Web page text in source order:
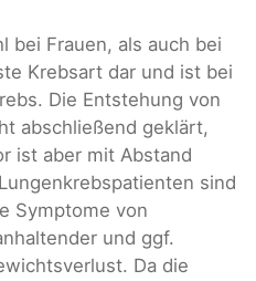
bei Frauen, als auch bei
Krebsart dar und ist bei
Die Entstehung von
abschließend geklärt,
ist aber mit Abstand
sind
Symptome von
und ggf.
Da die